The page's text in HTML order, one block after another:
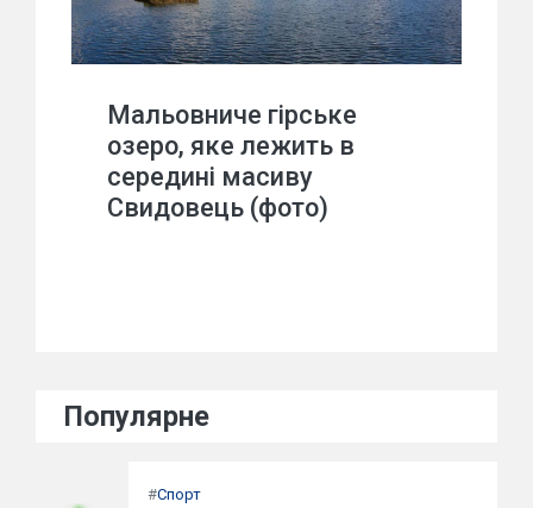
Мальовниче гірське
озеро, яке лежить в
середині масиву
Свидовець (фото)
Популярне
#Спорт